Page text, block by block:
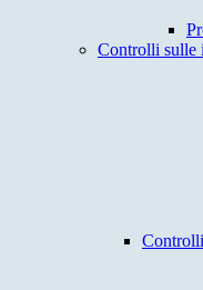
Controlli sulle